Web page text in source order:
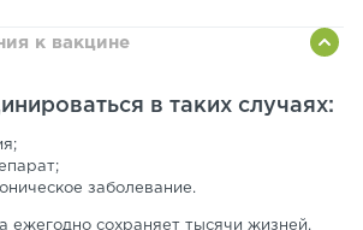
к вакцине
в таких случаях:
заболевание.
ежегодно сохраняет тысячи жизней.